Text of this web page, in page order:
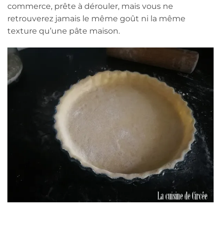
commerce, prête à dérouler, mais vous ne
retrouverez jamais le même goût ni la même
texture qu’une pâte maison.